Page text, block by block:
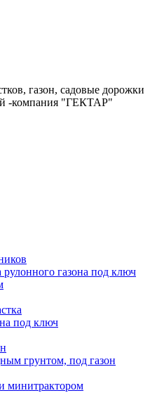
газон, садовые дорожки
-компания "ГЕКТАР"
газона под ключ
под ключ
грунтом, под газон
минитрактором